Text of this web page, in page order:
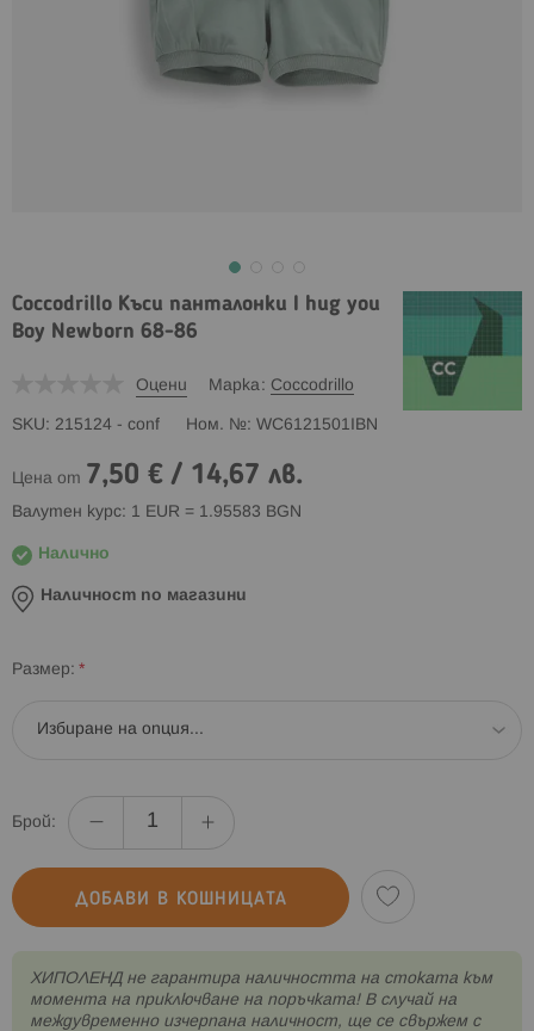
Coccodrillo Къси панталонки I hug you
Boy Newborn 68-86
Оцени Марка Coccodrillo
SKU 215124 - conf Ном. № WC6121501IBN
Цена от 7,50 € / 14,67 лв.
Валутен курс: 1 EUR = 1.95583 BGN
Налично
Наличност по магазини
Размер
Брой:
ДОБАВИ В КОШНИЦАТА
XИПОЛЕНД не гарантира наличността на стоката към
момента на приключване на поръчката! В случай на
междувременно изчерпана наличност, ще се свържем с